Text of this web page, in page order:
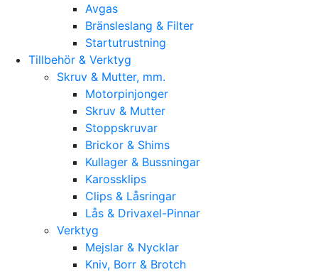
Avgas
Bränsleslang & Filter
Startutrustning
Tillbehör & Verktyg
Skruv & Mutter, mm.
Motorpinjonger
Skruv & Mutter
Stoppskruvar
Brickor & Shims
Kullager & Bussningar
Karossklips
Clips & Låsringar
Lås & Drivaxel-Pinnar
Verktyg
Mejslar & Nycklar
Kniv, Borr & Brotch